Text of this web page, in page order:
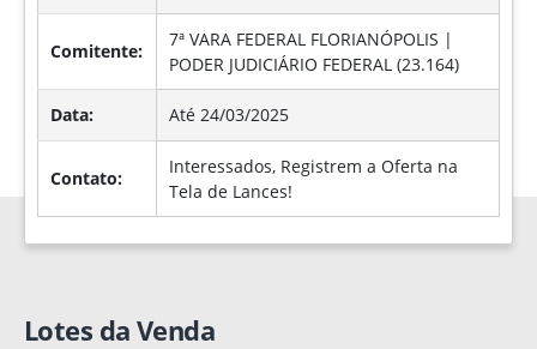
Comitente:
7ª VARA FEDERAL FLORIANÓPOLIS |
PODER JUDICIÁRIO FEDERAL (23.164)
Data: Até 24/03/2025
Contato:
Interessados, Registrem a Oferta na
Tela de Lances!
Lotes da Venda